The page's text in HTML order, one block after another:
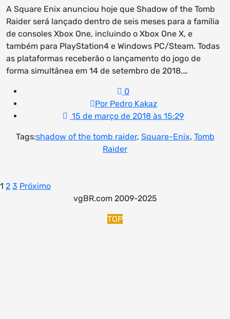
A Square Enix anunciou hoje que Shadow of the Tomb
Raider será lançado dentro de seis meses para a família
de consoles Xbox One, incluindo o Xbox One X, e
também para PlayStation4 e Windows PC/Steam. Todas
as plataformas receberão o lançamento do jogo de
forma simultânea em 14 de setembro de 2018.…
0
Por Pedro Kakaz
15 de março de 2018 às 15:29
Tags:shadow of the tomb raider, Square-Enix, Tomb
Raider
Paginação
1 2 3 Próximo
vgBR.com 2009-2025
TOP